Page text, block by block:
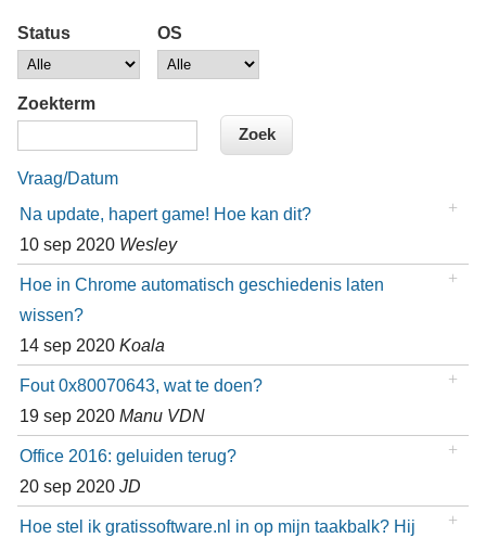
Status OS
Zoekterm
Vraag/Datum
Na update, hapert game! Hoe kan dit?
10 sep 2020 Wesley
Hoe in Chrome automatisch geschiedenis laten
wissen?
14 sep 2020 Koala
Fout 0x80070643, wat te doen?
19 sep 2020 Manu VDN
Office 2016: geluiden terug?
20 sep 2020 JD
Hoe stel ik gratissoftware.nl in op mijn taakbalk? Hij